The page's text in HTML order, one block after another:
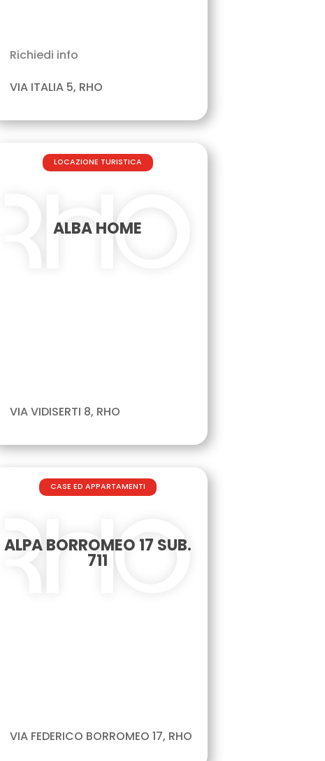
Richiedi info
VIA ITALIA 5, RHO
LOCAZIONE TURISTICA
ALBA HOME
VIA VIDISERTI 8, RHO
CASE ED APPARTAMENTI
ALPA BORROMEO 17 SUB.
711
VIA FEDERICO BORROMEO 17, RHO